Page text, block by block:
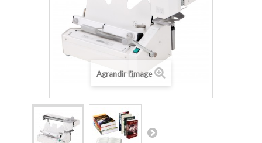
Agrandir l'image